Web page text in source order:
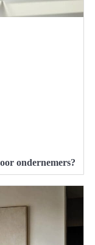
ondernemers?